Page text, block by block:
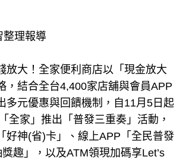
整理報導
放大！全家便利商店以「現金放大
，結合全台4,400家店舖與會員APP
多元優惠與回饋機制，自11月5日起
全家」推出「普發三重奏」活動，
好神(省)卡」、線上APP「全民普發
趣」，以及ATM領現加碼享Let’s